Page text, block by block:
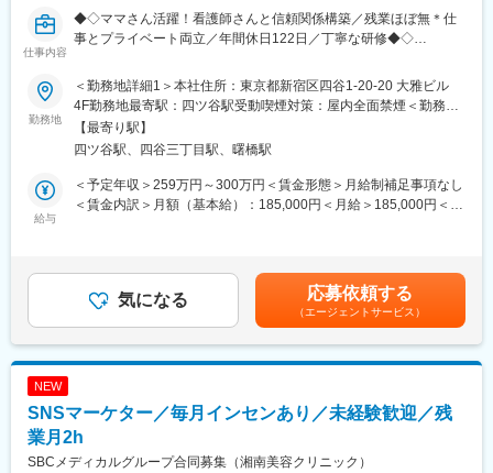
＼こんな薬局です／
◆新しくきれいな店舗で、中も広々としています！整理整頓され
ており、動きやすく働きやすい環境です。
か、電子天秤一体型の監査システムも導入しており、業務効率を
重視した設備が整っています。
◆小児科、耳鼻科をメインに応需。1日あたり70枚前後、多い時
で80枚前後の処方箋を受けています。
す。
◆近隣医療機関とも連携が取れており、定期的な勉強会の開催も
行っています。
◆研修制度が充実しており、社内研修（医薬品説明会、接遇、マ
ナー講習会）、社外研修（地域薬剤師会勉強会の参加）学会の参
加、各種資格取得の支援することでキャリアアップをお手伝い致
◆在宅医療の取り組みも積極的に行っており、往診同行の対応も
しています。
～地域医療への貢献、しっかり学びたいという方にはお勧めで
す！～
仕事内容
◆◇ママさん活躍！看護師さんと信頼関係構築／残業ほぼ無＊仕
事とプライベート両立／年間休日122日／丁寧な研修◆◇
■職務内容：
取引ある病院の看護部などに定期訪問し、検査機器の使い方説明
やサポート、糖尿病に関する情報提供、社内の営業担当へ情報共
有をお任せします。
★使い方説明やサポートなどを行うことで、病院側の満足度を上
げて、当社をアピールすることにつながります！
し、看護師や臨床検査技師の方と信頼関係を構築することがミッ
ションです。
・担当施設は20～25施設程（1日に3～5件程度訪問）
◎出社 ※直行の場合もあり
◎メールチェック等
◎取引ある医療機関を訪問
勤務地
＜勤務地詳細1＞本社住所：東京都新宿区四谷1-20-20 大雅ビル
4F勤務地最寄駅：四ツ谷駅受動喫煙対策：屋内全面禁煙＜勤務地
詳細2＞青森エリア／ご自宅から直行直帰住所：青森県 受動喫煙
対策：屋内全面禁煙変更の範囲：無
【最寄り駅】
四ツ谷駅、四谷三丁目駅、曙橋駅
給与
＜予定年収＞259万円～300万円＜賃金形態＞月給制補足事項なし
＜賃金内訳＞月額（基本給）：185,000円＜月給＞185,000円＜昇
礼金が15万（単身）、25万（家族帯同）、仲介手数料家賃1ヶ月
分も会社負担となります。尚、社宅適用となった場合は、適用が
異なります。賃金はあくまでも目安の金額であり、選考を通じて
上下する可能性があります。月給(月額)は固定手当を含めた表記で
す。
気になる 応募依頼する
（エージェントサービス）
NEW
SNSマーケター／毎月インセンあり／未経験歓迎／残
業月2h
SBCメディカルグループ合同募集（湘南美容クリニック）